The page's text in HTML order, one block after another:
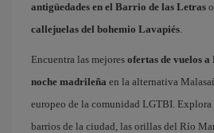
antigüedades en el Barrio de las Letras
callejuelas del bohemio Lavapiés.
Encuentra las mejores ofertas de vuelos
noche madrileña en la alternativa
europeo de la comunidad LGTBI. Explora
barrios de la ciudad, las orillas del Río